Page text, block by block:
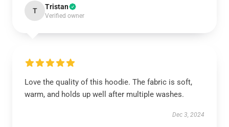
T Tristan
Verified owner
Love the quality of this hoodie. The fabric is soft,
warm, and holds up well after multiple washes.
Dec 3, 2024